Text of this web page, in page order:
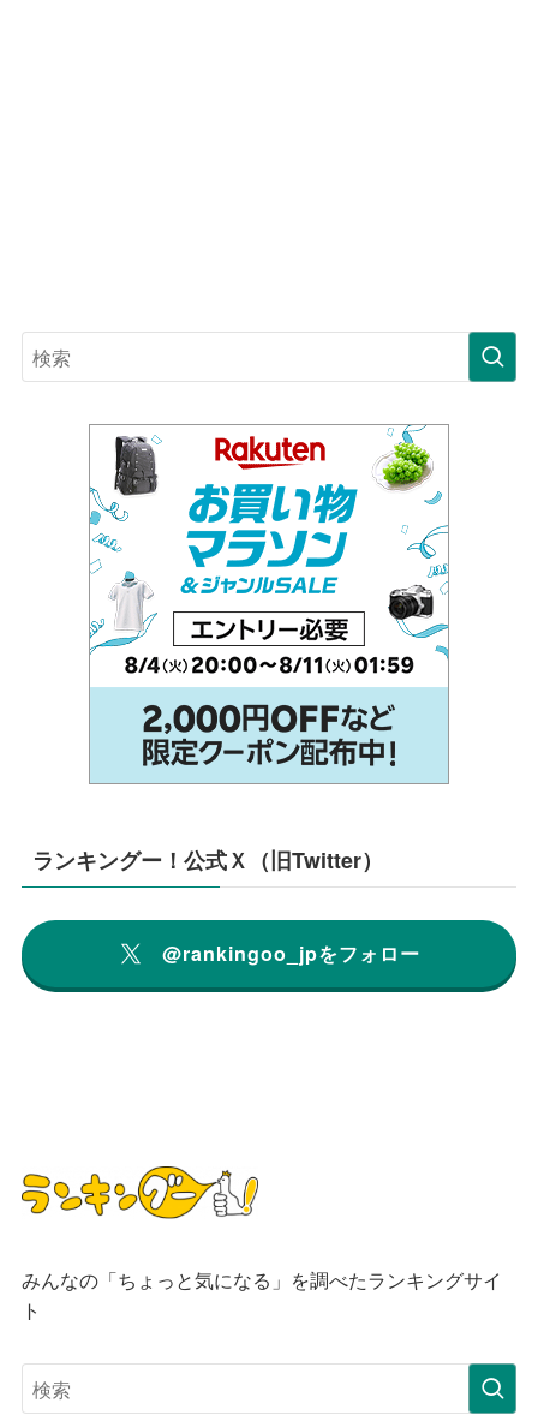
ランキングー！公式Ｘ（旧Twitter）
@rankingoo_jpをフォロー
みんなの「ちょっと気になる」を調べたランキングサイ
ト